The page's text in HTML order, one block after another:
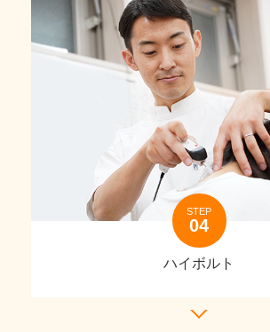
STEP
ハイボルト